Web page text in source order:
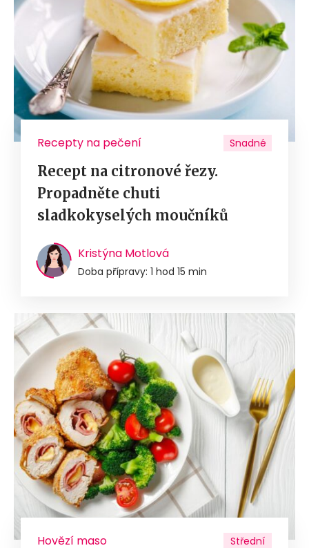
Recepty na pečení Snadné
Recept na citronové řezy.
Propadněte chuti
sladkokyselých moučníků
Kristýna Motlová
Doba přípravy: 1 hod 15 min
Hovězí maso Střední